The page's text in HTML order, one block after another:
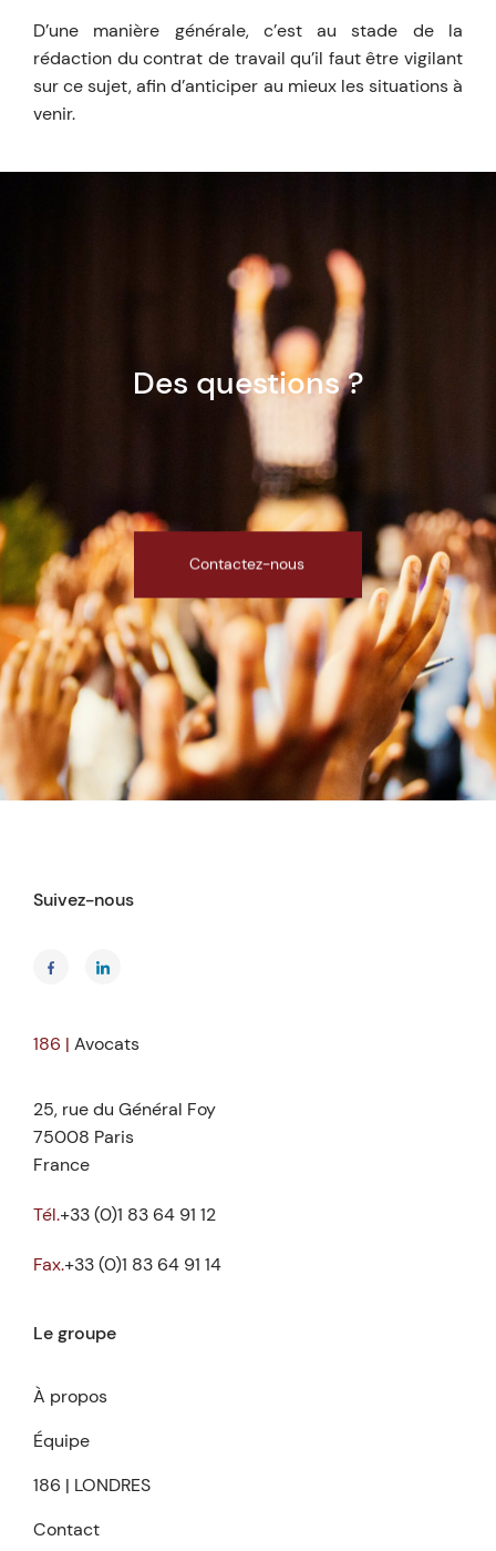
D’une manière générale, c’est au stade de la
rédaction du contrat de travail qu’il faut être vigilant
sur ce sujet, afin d’anticiper au mieux les situations à
venir.
Des questions ?
Contactez-nous
Suivez-nous
186 | Avocats
25, rue du Général Foy
75008 Paris
France
Tél.+33 (0)1 83 64 91 12
Fax.+33 (0)1 83 64 91 14
Le groupe
À propos
Équipe
186 | LONDRES
Contact